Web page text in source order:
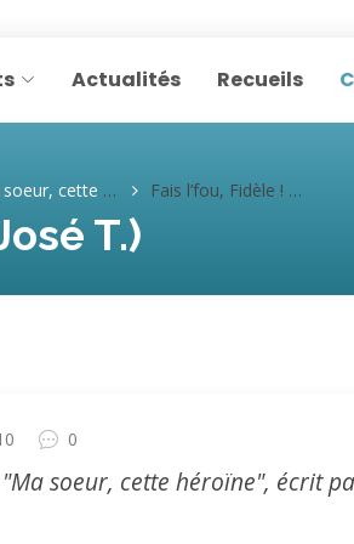
Actualités Recueils
cette héroïne (José T.) Fais l’fou, Fidèle ! (José T.)
T.)
0
soeur, cette héroïne", écrit